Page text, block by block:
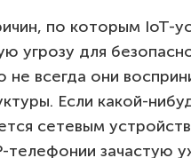
по которым IoT-
угрозу для
не всегда они
Если какой-
сетевым
телефонии зачастую